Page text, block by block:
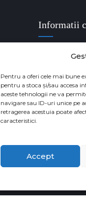
Pentru a oferi cele mai bune
pentru a stoca și/sau accesa
aceste tehnologii ne va
navigare sau ID-uri unice pe
retragerea acestuia poate
caracteristici.
Accept
Informatii
Numar